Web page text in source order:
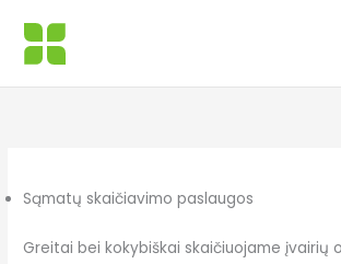
prie
turinio
Sąmatų skaičiavimo paslaugos
Greitai bei kokybiškai skaičiuojame įvairių